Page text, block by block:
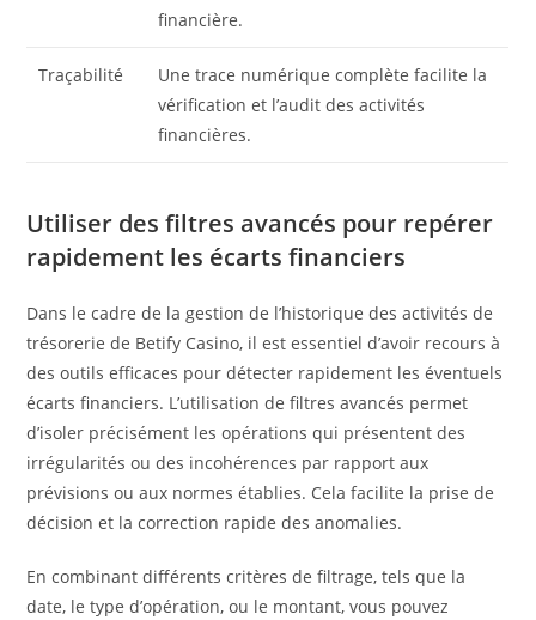
financière.
Traçabilité
Une trace numérique complète facilite la
vérification et l’audit des activités
financières.
Utiliser des filtres avancés pour repérer
rapidement les écarts financiers
Dans le cadre de la gestion de l’historique des activités de
trésorerie de Betify Casino, il est essentiel d’avoir recours à
des outils efficaces pour détecter rapidement les éventuels
écarts financiers. L’utilisation de filtres avancés permet
d’isoler précisément les opérations qui présentent des
irrégularités ou des incohérences par rapport aux
prévisions ou aux normes établies. Cela facilite la prise de
décision et la correction rapide des anomalies.
En combinant différents critères de filtrage, tels que la
date, le type d’opération, ou le montant, vous pouvez